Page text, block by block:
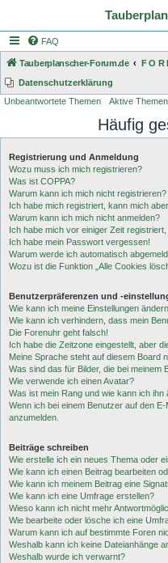
FAQ
Tauberplanscher-Forum.de
Datenschutzerklärung
Unbeantwortete Themen Aktive Themen
Häufig
Registrierung und Anmeldung
Wozu muss ich mich registrieren?
Was ist COPPA?
Warum kann ich mich nicht registrieren?
Ich habe mich registriert, kann mich
Warum kann ich mich nicht anmelden?
Ich habe mich vor einiger Zeit
Ich habe mein Passwort vergessen!
Warum werde ich automatisch
Wozu ist die Funktion „Alle Cookies
Benutzerpräferenzen und -
Wie kann ich meine Einstellungen
Wie kann ich verhindern, dass mein
Die Forenuhr geht falsch!
Ich habe die Zeitzone eingestellt, aber
Meine Sprache steht auf diesem Board
Was sind das für Bilder, die bei meinem
Wie verwende ich einen Avatar?
Was ist mein Rang und wie kann ich ihn
Wenn ich bei einem Benutzer auf den
anzumelden.
Beiträge schreiben
Wie erstelle ich ein neues Thema oder
Wie kann ich einen Beitrag bearbeiten
Wie kann ich meinem Beitrag eine
Wie kann ich eine Umfrage erstellen?
Wieso kann ich nicht mehr
Wie bearbeite oder lösche ich eine
Warum kann ich auf bestimmte Foren
Weshalb kann ich keine Dateianhänge
Weshalb wurde ich verwarnt?